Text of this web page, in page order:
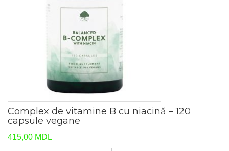
Complex de vitamine B cu niacină – 120
capsule vegane
415,00 MDL